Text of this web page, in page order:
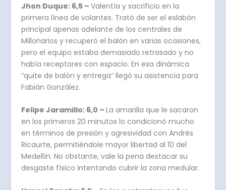
Jhon Duque: 6,5 –Valentía y sacrificio en la
primera línea de volantes. Trató de ser el eslabón
principal apenas adelante de los centrales de
Millonarios y recuperó el balón en varias ocasiones,
pero el equipo estaba demasiado retrasado y no
había receptores con espacio. En esa dinámica
“quite de balón y entrega” llegó su asistencia para
Fabián González.
Felipe Jaramillo: 6,0 –La amarilla que le sacaron
en los primeros 20 minutos lo condicionó mucho
en términos de presión y agresividad con Andrés
Ricaurte, permitiéndole mayor libertad al 10 del
Medellín. No obstante, vale la pena destacar su
desgaste físico intentando cubrir la zona medular.